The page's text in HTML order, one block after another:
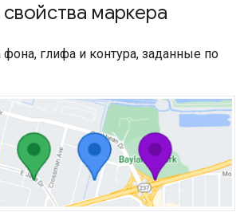
свойства маркера
глифа и контура, заданные по